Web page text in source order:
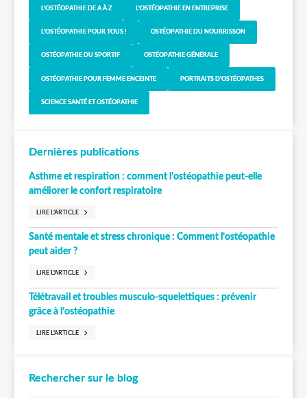
L'OSTÉOPATHIE DE A À Z L'OSTÉOPATHIE EN ENTREPRISE
L'OSTÉOPATHIE POUR TOUS ! OSTÉOPATHIE DU NOURRISSON
OSTÉOPATHIE DU SPORTIF OSTÉOPATHIE GÉNÉRALE
OSTÉOPATHIE POUR FEMME ENCEINTE PORTRAITS D'OSTÉOPATHES
SCIENCE SANTÉ ET OSTÉOPATHIE
Dernières publications
Asthme et respiration : comment l’ostéopathie peut-elle
améliorer le confort respiratoire
LIRE L'ARTICLE
Santé mentale et stress chronique : Comment l’ostéopathie
peut aider ?
LIRE L'ARTICLE
Télétravail et troubles musculo-squelettiques : prévenir
grâce à l’ostéopathie
LIRE L'ARTICLE
Rechercher sur le blog